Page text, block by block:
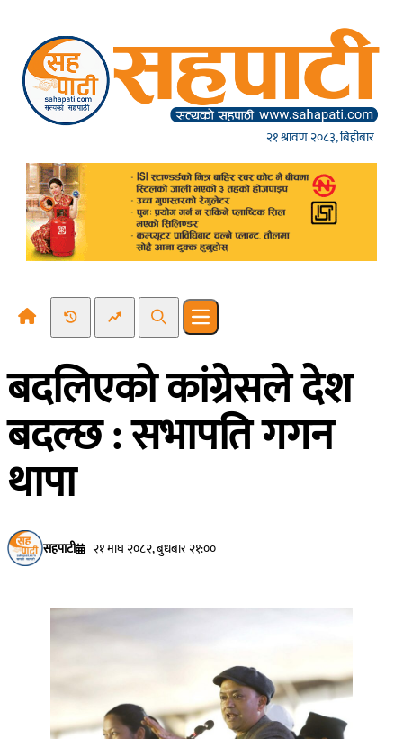
२१ श्रावण २०८३, बिहीबार
Recent NewsTrending News
SearchOpen main menu
बदलिएको कांग्रेसले देश
बदल्छ : सभापति गगन
थापा
सहपाटी २१ माघ २०८२, बुधबार २१:००